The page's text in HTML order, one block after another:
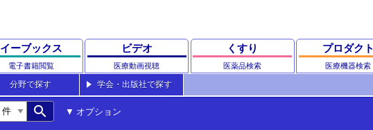
イーブックス
電子書籍閲覧
ビデオ
医療動画視聴
くすり
医薬品検索
プロダクト
医療機器検索
分野で探す 学会・出版社で探す
search オプション